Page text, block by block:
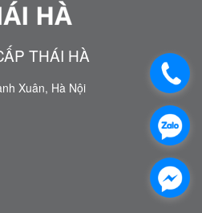
THÁI HÀ
Xuân, Hà Nội